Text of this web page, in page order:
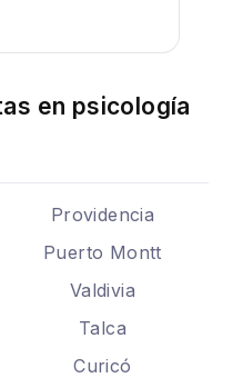
en psicología
Providencia
Puerto Montt
Valdivia
Talca
Curicó